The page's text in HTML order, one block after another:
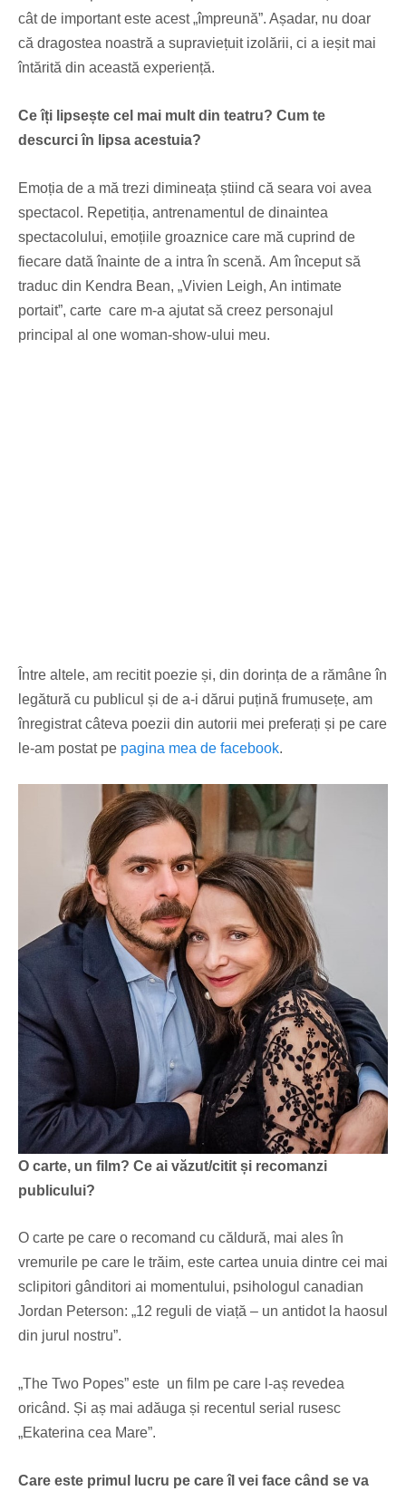
cât de important este acest „împreună”. Așadar, nu doar
că dragostea noastră a supraviețuit izolării, ci a ieșit mai
întărită din această experiență.
Ce îți lipsește cel mai mult din teatru? Cum te
descurci în lipsa acestuia?
Emoția de a mă trezi dimineața știind că seara voi avea
spectacol. Repetiția, antrenamentul de dinaintea
spectacolului, emoțiile groaznice care mă cuprind de
fiecare dată înainte de a intra în scenă. Am început să
traduc din Kendra Bean, „Vivien Leigh, An intimate
portait”, carte care m-a ajutat să creez personajul
principal al one woman-show-ului meu.
Între altele, am recitit poezie și, din dorința de a rămâne în
legătură cu publicul și de a-i dărui puțină frumusețe, am
înregistrat câteva poezii din autorii mei preferați și pe care
le-am postat pe pagina mea de facebook.
O carte, un film? Ce ai văzut/citit și recomanzi
publicului?
O carte pe care o recomand cu căldură, mai ales în
vremurile pe care le trăim, este cartea unuia dintre cei mai
sclipitori gânditori ai momentului, psihologul canadian
Jordan Peterson: „12 reguli de viață – un antidot la haosul
din jurul nostru”.
„The Two Popes” este un film pe care l-aș revedea
oricând. Și aș mai adăuga și recentul serial rusesc
„Ekaterina cea Mare”.
Care este primul lucru pe care îl vei face când se va